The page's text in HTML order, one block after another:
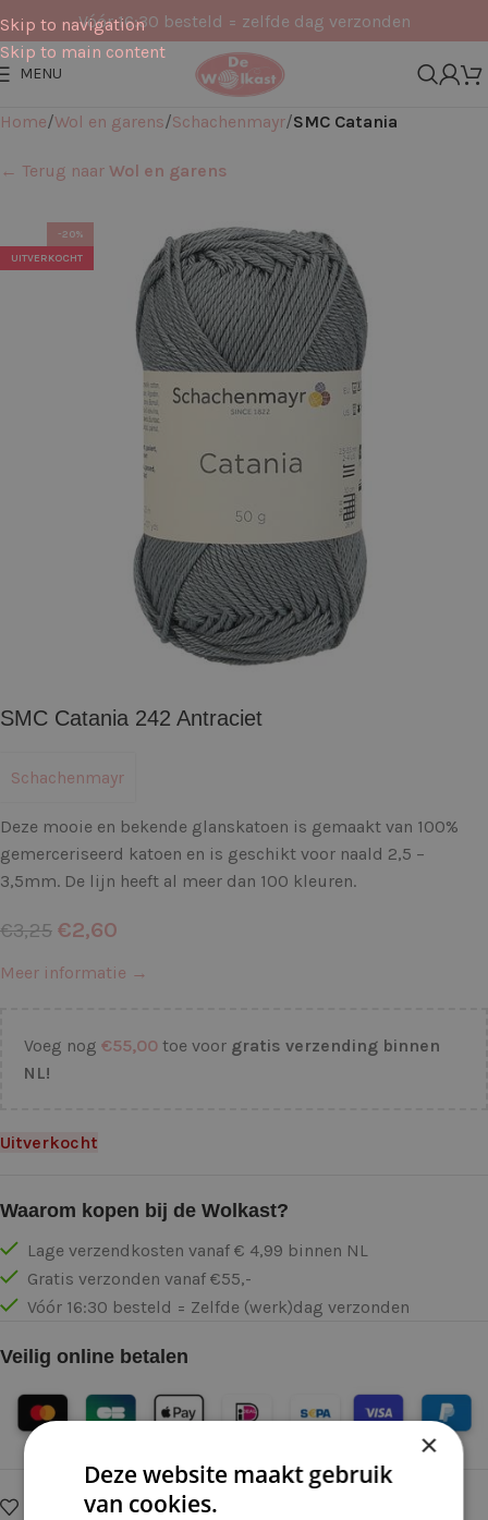
Skip to navigation
Skip to main content
Vóór 16:30 besteld = zelfde dag verzonden
MENU
Home Wol en garens Schachenmayr SMC Catania
← Terug naar Wol en garens
-20%
UITVERKOCHT
SMC Catania 242 Antraciet
Schachenmayr
Deze mooie en bekende glanskatoen is gemaakt van 100%
gemerceriseerd katoen en is geschikt voor naald 2,5 –
3,5mm. De lijn heeft al meer dan 100 kleuren.
€3,25 €2,60
Meer informatie →
Voeg nog €55,00 toe voor gratis verzending binnen
NL!
Uitverkocht
Waarom kopen bij de Wolkast?
Lage verzendkosten vanaf € 4,99 binnen NL
Gratis verzonden vanaf €55,-
Vóór 16:30 besteld = Zelfde (werk)dag verzonden
Veilig online betalen
Op verlanglijstje Delen:
×
Deze website maakt gebruik
van cookies.